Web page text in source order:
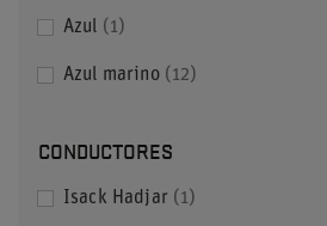
Azul 1
Azul marino 12
CONDUCTORES
Isack Hadjar 1